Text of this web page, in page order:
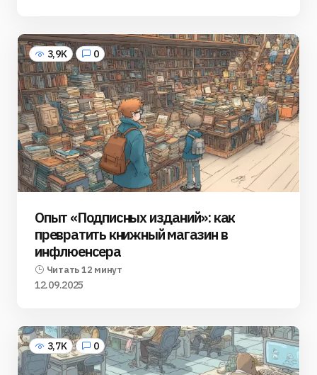
3,9K 0
Опыт «Подписных изданий»: как
превратить книжный магазин в
инфлюенсера
Читать 12 минут
12.09.2025
3,7K 0